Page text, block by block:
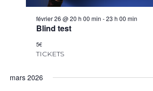
février 26 @ 20 h 00 min -23 h 00 min
Blind test
5€
TICKETS
mars 2026